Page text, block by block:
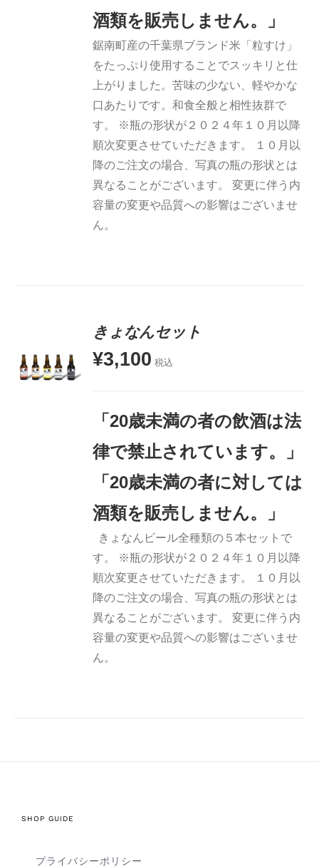
酒類を販売しません。」
鋸南町産の千葉県ブランド米「粒すけ」
をたっぷり使用することでスッキリと仕
上がりました。苦味の少ない、軽やかな
口あたりです。和食全般と相性抜群で
す。 ※瓶の形状が２０２４年１０月以降
順次変更させていただきます。 １０月以
降のご注文の場合、写真の瓶の形状とは
異なることがございます。 変更に伴う内
容量の変更や品質への影響はございませ
ん。
お買い物
きょなんセット
¥3,100 税込
「20歳未満の者の飲酒は法
律で禁止されています。」
「20歳未満の者に対しては
酒類を販売しません。」
きょなんビール全種類の５本セットで
す。 ※瓶の形状が２０２４年１０月以降
順次変更させていただきます。 １０月以
降のご注文の場合、写真の瓶の形状とは
異なることがございます。 変更に伴う内
容量の変更や品質への影響はございませ
ん。
SHOP GUIDE
プライバシーポリシー